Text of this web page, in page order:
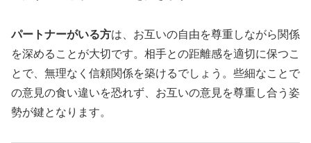
パートナーがいる方は、お互いの自由を尊重しながら関係
を深めることが大切です。相手との距離感を適切に保つこ
とで、無理なく信頼関係を築けるでしょう。些細なことで
の意見の食い違いを恐れず、お互いの意見を尊重し合う姿
勢が鍵となります。